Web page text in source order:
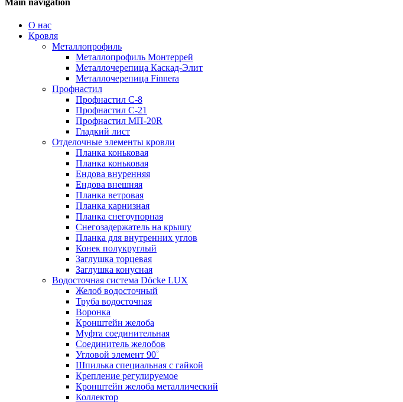
О нас
Кровля
Металлопрофиль
Металлопрофиль Монтеррей
Металлочерепица Каскад-Элит
Металлочерепица Finnera
Профнастил
Профнастил С-8
Профнастил С-21
Профнастил МП-20R
Гладкий лист
Отделочные элементы кровли
Планка коньковая
Планка коньковая
Ендова внуренняя
Ендова внешняя
Планка ветровая
Планка карнизная
Планка снегоупорная
Снегозадержатель на крышу
Планка для внутренних углов
Конек полукруглый
Заглушка торцевая
Заглушка конусная
Водосточная система Döcke LUX
Желоб водосточный
Труба водосточная
Воронка
Кронштейн желоба
Муфта соединительная
Соединитель желобов
Угловой элемент 90˚
Шпилька специальная с гайкой
Крепление регулируемое
Кронштейн желоба металлический
Коллектор